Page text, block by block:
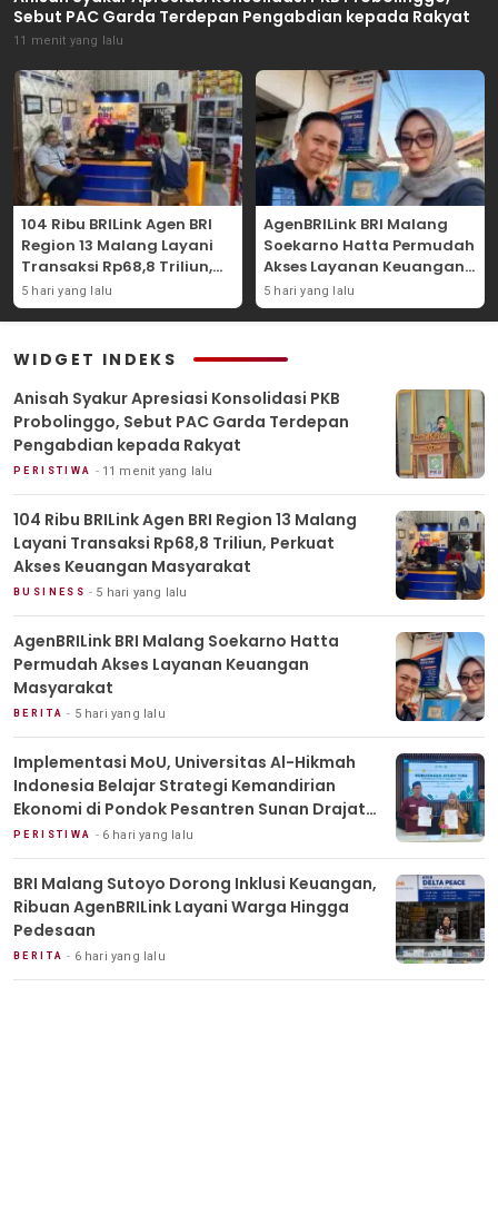
Sebut PAC Garda Terdepan Pengabdian kepada Rakyat
11 menit yang lalu
104 Ribu BRILink Agen BRI
Region 13 Malang Layani
Transaksi Rp68,8 Triliun,
Perkuat Akses Keuangan
Masyarakat
5 hari yang lalu
AgenBRILink BRI Malang
Soekarno Hatta Permudah
Akses Layanan Keuangan
Masyarakat
5 hari yang lalu
WIDGET INDEKS
Anisah Syakur Apresiasi Konsolidasi PKB
Probolinggo, Sebut PAC Garda Terdepan
Pengabdian kepada Rakyat
PERISTIWA 11 menit yang lalu
104 Ribu BRILink Agen BRI Region 13 Malang
Layani Transaksi Rp68,8 Triliun, Perkuat
Akses Keuangan Masyarakat
BUSINESS 5 hari yang lalu
AgenBRILink BRI Malang Soekarno Hatta
Permudah Akses Layanan Keuangan
Masyarakat
BERITA 5 hari yang lalu
Implementasi MoU, Universitas Al-Hikmah
Indonesia Belajar Strategi Kemandirian
Ekonomi di Pondok Pesantren Sunan Drajat
Lamongan
PERISTIWA 6 hari yang lalu
BRI Malang Sutoyo Dorong Inklusi Keuangan,
Ribuan AgenBRILink Layani Warga Hingga
Pedesaan
BERITA 6 hari yang lalu